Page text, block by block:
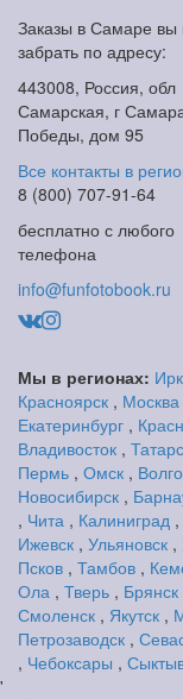
Заказы в Самаре вы
забрать по адресу:
443008, Россия, обл
Самарская, г
Победы, дом 95
Все контакты в
8 (800) 707-91-64
бесплатно с любого
телефона
info@funfotobook.ru
Мы в регионах:
Красноярск , Москва
Екатеринбург ,
Владивосток ,
Пермь , Омск ,
Новосибирск ,
, Чита , Калиниград ,
Ижевск , Ульяновск ,
Псков , Тамбов ,
Ола , Тверь , Брянск
Смоленск , Якутск ,
Петрозаводск ,
, Чебоксары ,
'